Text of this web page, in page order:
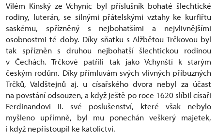
Vilém Kinský ze Vchynic byl příslušník bohaté šlechtické
rodiny, luterán, se silnými přátelskými vztahy ke kurfiřtu
saskému, spřízněný s nejbohatšími a nejvlivnějšími
osobnostmi té doby. Díky sňatku s Alžbětou Trčkovou byl
tak spřízněn s druhou nejbohatší šlechtickou rodinou
v Čechách. Trčkové patřili tak jako Vchynští k starým
českým rodům. Díky přímluvám svých vlivných příbuzných
Trčků, Valdštejnů aj. u císařského dvora nebyl za účast
na povstání odsouzen, a když ještě po roce 1620 slíbil císaři
Ferdinandovi II. své poslušenství, které však nebylo
myšleno upřímně, byl mu ponechán veškerý majetek,
i když nepřistoupil ke katolictví.